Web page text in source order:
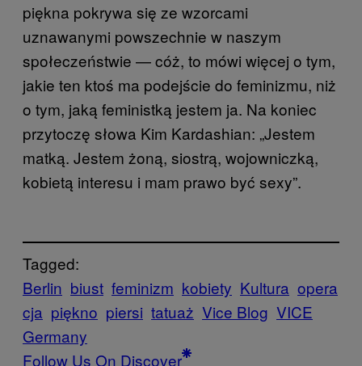
piękna pokrywa się ze wzorcami
uznawanymi powszechnie w naszym
społeczeństwie — cóż, to mówi więcej o tym,
jakie ten ktoś ma podejście do feminizmu, niż
o tym, jaką feministką jestem ja. Na koniec
przytoczę słowa Kim Kardashian: „Jestem
matką. Jestem żoną, siostrą, wojowniczką,
kobietą interesu i mam prawo być sexy”.
Tagged:
Berlin biust feminizm kobiety Kultura opera
cja piękno piersi tatuaż Vice Blog VICE
Germany
Follow Us On Discover